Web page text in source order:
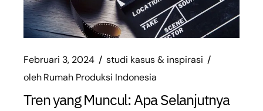
Februari 3, 2024
studi kasus & inspirasi
olehRumah Produksi Indonesia
Tren yang Muncul: Apa Selanjutnya